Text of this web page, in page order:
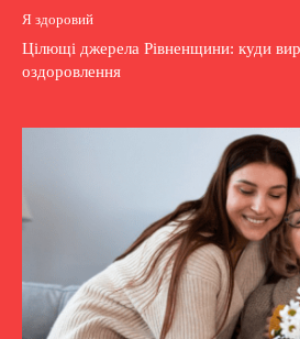
Я здоровий
Цілющі джерела Рівненщини: куди
оздоровлення